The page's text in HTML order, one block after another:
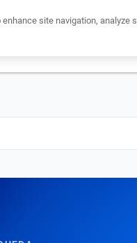
site navigation, analyze